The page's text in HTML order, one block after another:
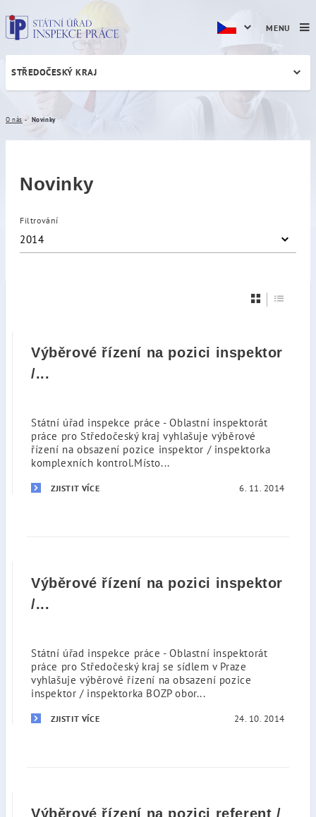
Novinky
STŘEDOČESKÝ KRAJ
O nás Novinky
Novinky
Filtrování
2014
Výběrové řízení na pozici inspektor
/...
Státní úřad inspekce práce - Oblastní inspektorát
práce pro Středočeský kraj vyhlašuje výběrové
řízení na obsazení pozice inspektor / inspektorka
komplexních kontrol.Místo...
ZJISTIT VÍCE 6. 11. 2014
Výběrové řízení na pozici inspektor
/...
Státní úřad inspekce práce - Oblastní inspektorát
práce pro Středočeský kraj se sídlem v Praze
vyhlašuje výběrové řízení na obsazení pozice
inspektor / inspektorka BOZP obor...
ZJISTIT VÍCE 24. 10. 2014
Výběrové řízení na pozici referent /
MENU